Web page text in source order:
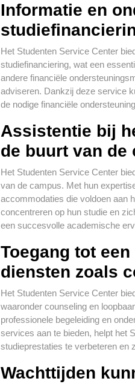
Informatie en
Het Studenten Service Center
studiefinanciering, wat een
andere financiële
adviseren. Dankzij deze service
de nodige financiële
Assistentie bij
de buurt van de
Het Studenten Service Center
van de campus. Met hun
accommodaties die voldoen aan
concentreren op hun studie en
een succesvolle academische
Toegang tot
diensten zoals
Het Studenten Service Center
waaronder counseling en
professionele begeleiding en
services aan te bieden, helpt het
studieprestaties te verbeteren en
Wachttijden